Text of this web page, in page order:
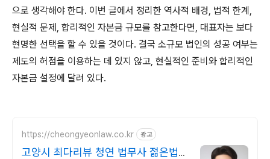
으로 생각해야 한다. 이번 글에서 정리한 역사적 배경, 법적 한계,
현실적 문제, 합리적인 자본금 규모를 참고한다면, 대표자는 보다
현명한 선택을 할 수 있을 것이다. 결국 소규모 법인의 성공 여부는
제도의 허점을 이용하는 데 있지 않고, 현실적인 준비와 합리적인
자본금 설정에 달려 있다.
https://cheongyeonlaw.co.kr 광고
고양시 최다리뷰 청연 법무사 젊은법무